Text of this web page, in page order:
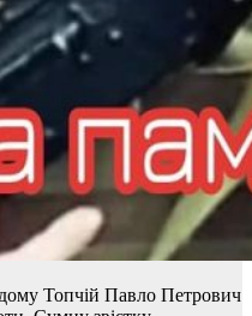
Топчій Павло Петрович